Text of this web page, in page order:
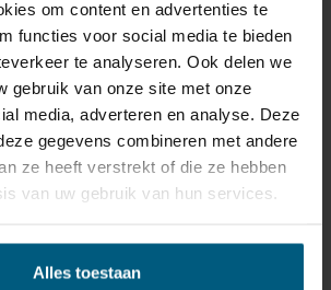
om content en advertenties te
functies voor social media te bieden
te analyseren. Ook delen we
gebruik van onze site met onze
media, adverteren en analyse. Deze
gegevens combineren met andere
ze heeft verstrekt of die ze hebben
van uw gebruik van hun services.
Alles toestaan
PRODUKTE